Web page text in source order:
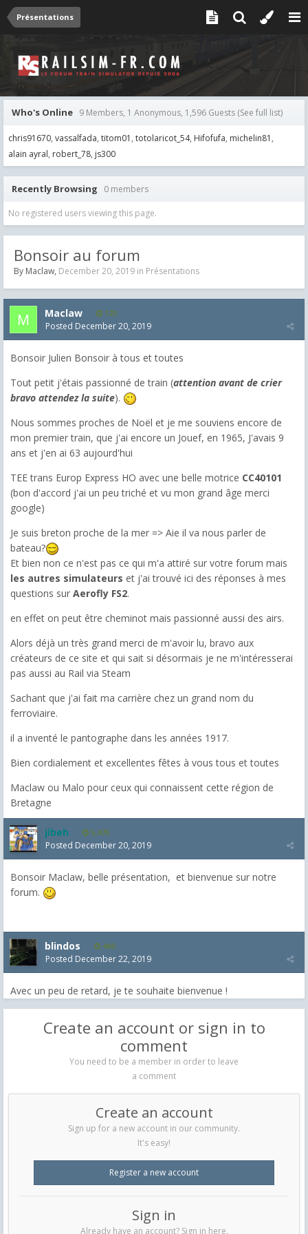
Présentations
Who's Online 9 Members, 1 Anonymous, 1,596 Guests (See full list)
chris91670 vassalfada titom01 totolaricot_54 Hifofufa michelin81
alain ayral robert_78 js300
Recently Browsing 0 members
No registered users viewing this page.
Bonsoir au forum
By Maclaw, December 20, 2019 in Présentations
Maclaw 125
Posted December 20, 2019
Bonsoir Julien Bonsoir à tous et toutes
Tout petit j'étais passionné de train (attention avant de crier
bravo attendez la suite).
Nous sommes proches de Noël et je me souviens encore de
mon premier train, que j'ai encore un Jouef, en 1965, J'avais 9
ans et j'en ai 63 aujourd'hui
TEE trans Europ Express HO avec une belle motrice CC40101
(bon d'accord j'ai un peu triché et vu mon grand âge merci
google)
Je suis breton proche de la mer => Aie il va nous parler de
bateau?
Et bien non ce n'est pas ce qui m'a attiré sur votre forum mais
les autres simulateurs et j'ai trouvé ici des réponses à mes
questions sur Aerofly FS2.
en effet on peut être cheminot mais passionné aussi des airs.
Alors déjà un très grand merci de m'avoir lu, bravo aux
créateurs de ce site et qui sait si désormais je ne m'intéresserai
pas aussi au Rail via Steam
Sachant que j'ai fait ma carrière chez un grand nom du
ferroviaire.
il a inventé le pantographe dans les années 1917.
Bien cordialement et excellentes fêtes à vous tous et toutes
Maclaw ou Malo pour ceux qui connaissent cette région de
Bretagne
jibeh 5,475
Posted December 20, 2019
Bonsoir Maclaw, belle présentation, et bienvenue sur notre
forum.
blindos 480
Posted December 22, 2019
Avec un peu de retard, je te souhaite bienvenue !
Create an account or sign in to
comment
You need to be a member in order to leave
a comment
Create an account
Sign up for a new account in our community.
It's easy!
Register a new account
Sign in
Already have an account? Sign in here.